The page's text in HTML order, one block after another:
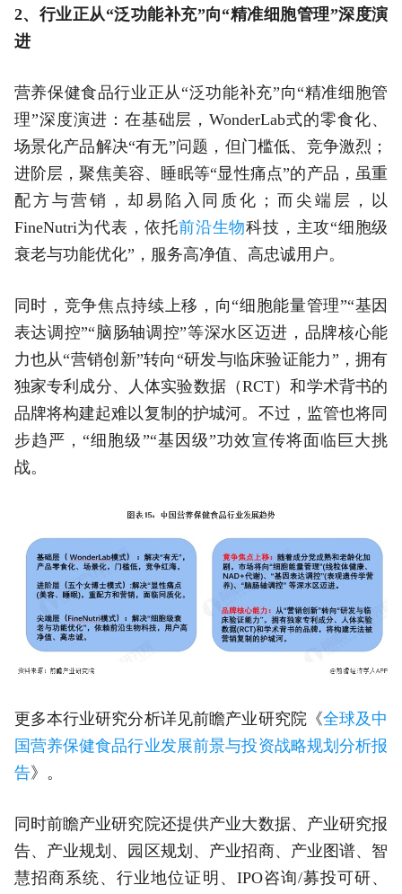
2、行业正从“泛功能补充”向“精准细胞管理”深度演
进
营养保健食品行业正从“泛功能补充”向“精准细胞管
理”深度演进：在基础层，WonderLab式的零食化、
场景化产品解决“有无”问题，但门槛低、竞争激烈；
进阶层，聚焦美容、睡眠等“显性痛点”的产品，虽重
配方与营销，却易陷入同质化；而尖端层，以
FineNutri为代表，依托前沿生物科技，主攻“细胞级
衰老与功能优化”，服务高净值、高忠诚用户。
同时，竞争焦点持续上移，向“细胞能量管理”“基因
表达调控”“脑肠轴调控”等深水区迈进，品牌核心能
力也从“营销创新”转向“研发与临床验证能力”，拥有
独家专利成分、人体实验数据（RCT）和学术背书的
品牌将构建起难以复制的护城河。不过，监管也将同
步趋严，“细胞级”“基因级”功效宣传将面临巨大挑
战。
更多本行业研究分析详见前瞻产业研究院《全球及中
国营养保健食品行业发展前景与投资战略规划分析报
告》。
同时前瞻产业研究院还提供产业大数据、产业研究报
告、产业规划、园区规划、产业招商、产业图谱、智
慧招商系统、行业地位证明、IPO咨询/募投可研、